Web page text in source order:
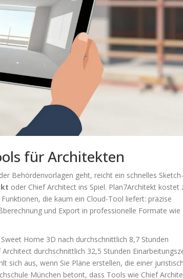
für Architekten
Behördenvorlagen geht, reicht ein schnelles
oder Chief Architect ins Spiel. Plan7Architekt kostet
die kaum ein Cloud-Tool liefert: präzise
und Export in professionelle Formate wie
Home 3D nach durchschnittlich 8,7 Stunden
durchschnittlich 32,5 Stunden
sich aus, wenn Sie Pläne erstellen, die einer
München betont, dass Tools wie Chief